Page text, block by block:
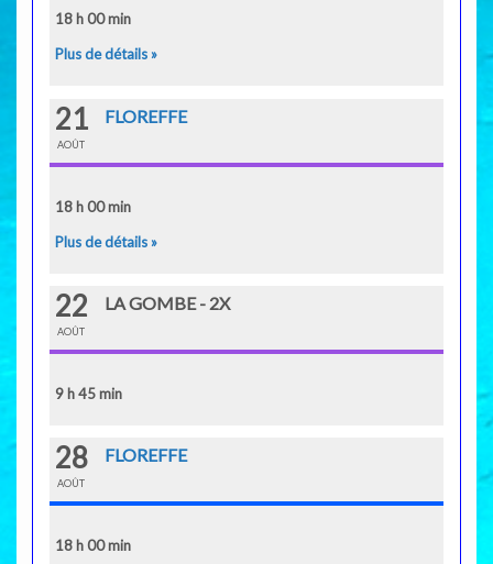
18 h 00 min
Plus de détails »
21
AOÛT
FLOREFFE
18 h 00 min
Plus de détails »
22
AOÛT
LA GOMBE - 2X
9 h 45 min
28
AOÛT
FLOREFFE
18 h 00 min